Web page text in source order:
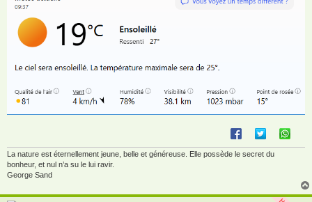
La nature est éternellement jeune, belle et généreuse. Elle possède le secret du
bonheur, et nul n’a su le lui ravir.
George Sand